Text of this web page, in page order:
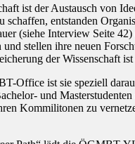
ist der Austausch von
schaffen, entstanden
(siehe Interview Seite
und stellen ihre neuen
der Wissenschaft
Office ist sie speziell
und
Kommilitonen zu